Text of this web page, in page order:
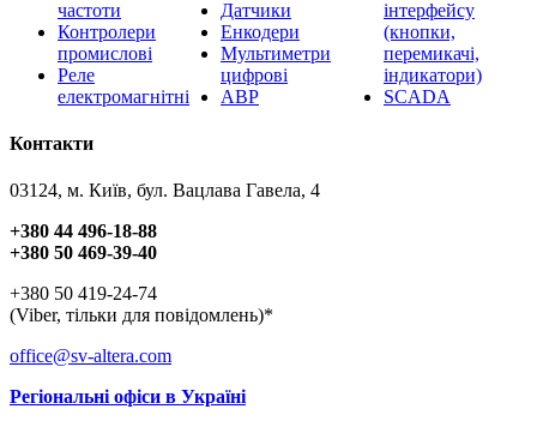
частоти
Контролери
промислові
Реле
електромагнітні
Датчики
Енкодери
Мультиметри
цифрові
АВР
інтерфейсу
(кнопки,
перемикачі,
індикатори)
SCADA
Контакти
03124, м. Київ, бул. Вацлава Гавела, 4
+380 44 496-18-88
+380 50 469-39-40
+380 50 419-24-74
(Viber, тільки для повідомлень)*
office@sv-altera.com
Регіональні офіси в Україні